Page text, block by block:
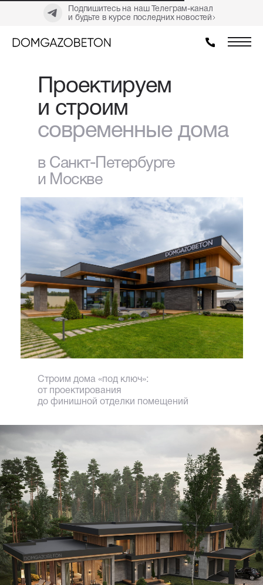
Подпишитесь на наш Телеграм-канал
и будьте в курсе последних новостей
Проектируем
и строим
современные дома
в Санкт-Петербурге
и Москве
Строим дома «под ключ»:
от проектирования
до финишной отделки помещений